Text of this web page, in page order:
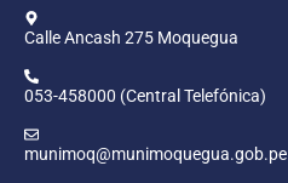
Calle Ancash 275 Moquegua
053-458000 (Central Telefónica)
munimoq@munimoquegua.gob.pe